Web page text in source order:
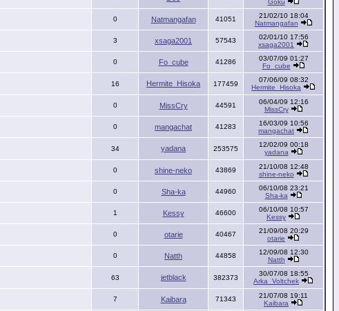
Goku
0 Natmangafan 41051
21/02/10 18:04
Natmangafan
3 xsaga2001 57543
02/01/10 17:56
xsaga2001
0 Fo_cube 41286
03/07/09 01:27
Fo_cube
16 Hermite_Hisoka 177459
07/06/09 08:32
Hermite_Hisoka
0 MissCry 44591
06/04/09 12:16
MissCry
0 mangachat 41283
16/03/09 10:56
mangachat
34 yadana 253575
12/02/09 00:18
yadana
0 shine-neko 43869
21/10/08 12:48
shine-neko
0 Sha-ka 44960
06/10/08 23:21
Sha-ka
1 Kessy 46600
06/10/08 10:57
Kessy
0 otarie 40467
21/09/08 20:29
otarie
0 Natth 44858
12/09/08 12:30
Natth
63 jetblack 382373
30/07/08 18:55
Arka_Voltchek
7 Kaibara 71343
21/07/08 19:11
Kaibara